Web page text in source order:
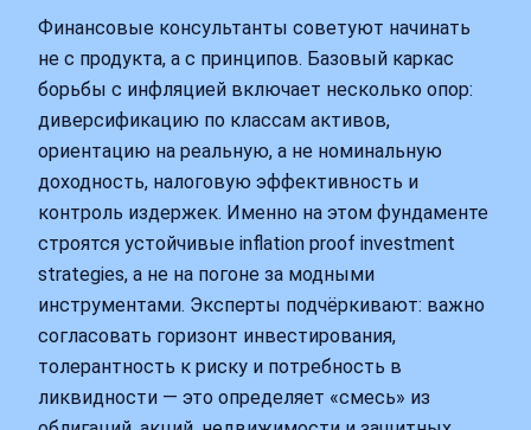
Финансовые консультанты советуют начинать
не с продукта, а с принципов. Базовый каркас
борьбы с инфляцией включает несколько опор:
диверсификацию по классам активов,
ориентацию на реальную, а не номинальную
доходность, налоговую эффективность и
контроль издержек. Именно на этом фундаменте
строятся устойчивые inflation proof investment
strategies, а не на погоне за модными
инструментами. Эксперты подчёркивают: важно
согласовать горизонт инвестирования,
толерантность к риску и потребность в
ликвидности — это определяет «смесь» из